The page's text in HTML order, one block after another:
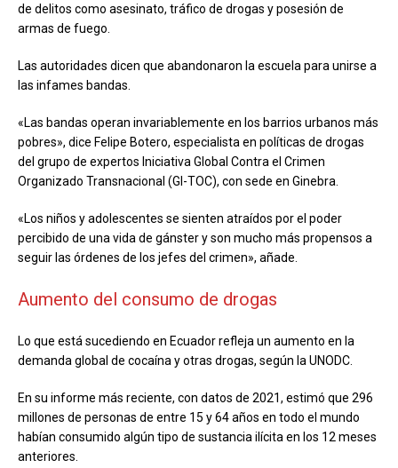
de delitos como asesinato, tráfico de drogas y posesión de
armas de fuego.
Las autoridades dicen que abandonaron la escuela para unirse a
las infames bandas.
«Las bandas operan invariablemente en los barrios urbanos más
pobres», dice Felipe Botero, especialista en políticas de drogas
del grupo de expertos Iniciativa Global Contra el Crimen
Organizado Transnacional (GI-TOC), con sede en Ginebra.
«Los niños y adolescentes se sienten atraídos por el poder
percibido de una vida de gánster y son mucho más propensos a
seguir las órdenes de los jefes del crimen», añade.
Aumento del consumo de drogas
Lo que está sucediendo en Ecuador refleja un aumento en la
demanda global de cocaína y otras drogas, según la UNODC.
En su informe más reciente, con datos de 2021, estimó que 296
millones de personas de entre 15 y 64 años en todo el mundo
habían consumido algún tipo de sustancia ilícita en los 12 meses
anteriores.